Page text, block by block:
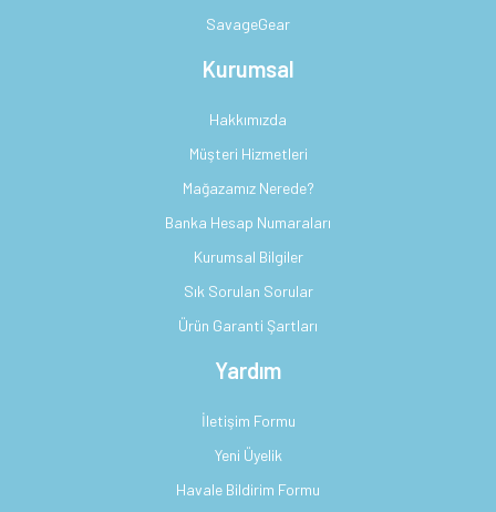
SavageGear
Kurumsal
Hakkımızda
Müşteri Hizmetleri
Mağazamız Nerede?
Banka Hesap Numaraları
Kurumsal Bilgiler
Sık Sorulan Sorular
Ürün Garanti Şartları
Yardım
İletişim Formu
Yeni Üyelik
Havale Bildirim Formu